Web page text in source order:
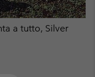
a tutto, Silver